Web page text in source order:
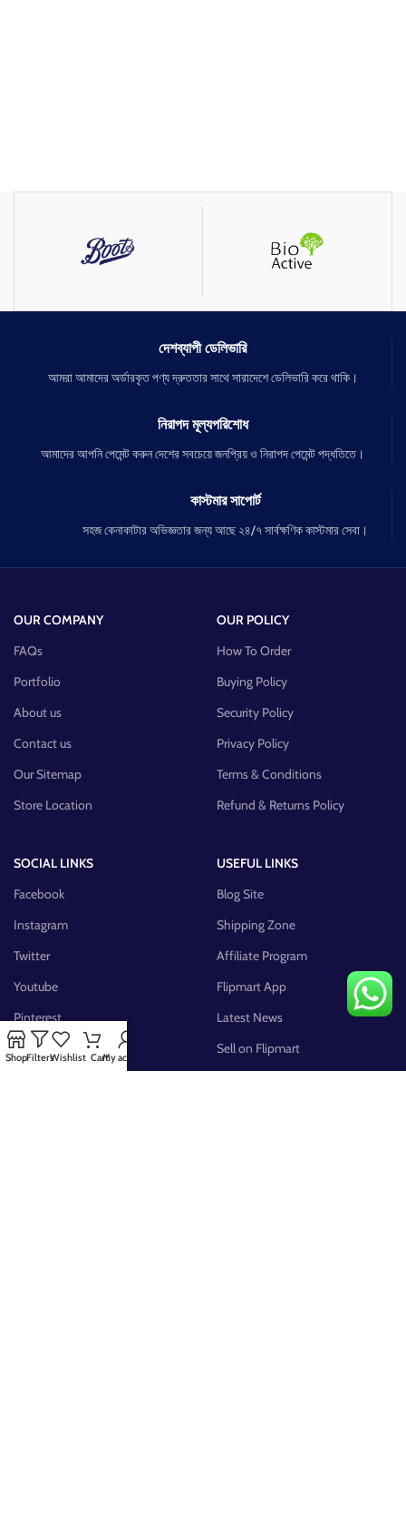
দেশব্যাপী ডেলিভারি
আমরা আমাদের অর্ডারকৃত পণ্য দ্রুততার সাথে সারাদেশে ডেলিভারি করে থাকি।
নিরাপদ মূল্যপরিশোধ
আমাদের আপনি পেমেন্ট করুন দেশের সবচেয়ে জনপ্রিয় ও নিরাপদ পেমেন্ট পদ্ধতিতে।
কাস্টমার সাপোর্ট
সহজ কেনাকাটার অভিজ্ঞতার জন্য আছে ২৪/৭ সার্বক্ষণিক কাস্টমার সেবা।
OUR COMPANY
FAQs
Portfolio
About us
Contact us
Our Sitemap
Store Location
OUR POLICY
How To Order
Buying Policy
Security Policy
Privacy Policy
Terms & Conditions
Refund & Returns Policy
SOCIAL LINKS
Facebook
Instagram
Twitter
Youtube
Pinterest
FB Group
USEFUL LINKS
Blog Site
Shipping Zone
Affiliate Program
Flipmart App
Latest News
Sell on Flipmart
ShopFiltersWishlist CartMy account